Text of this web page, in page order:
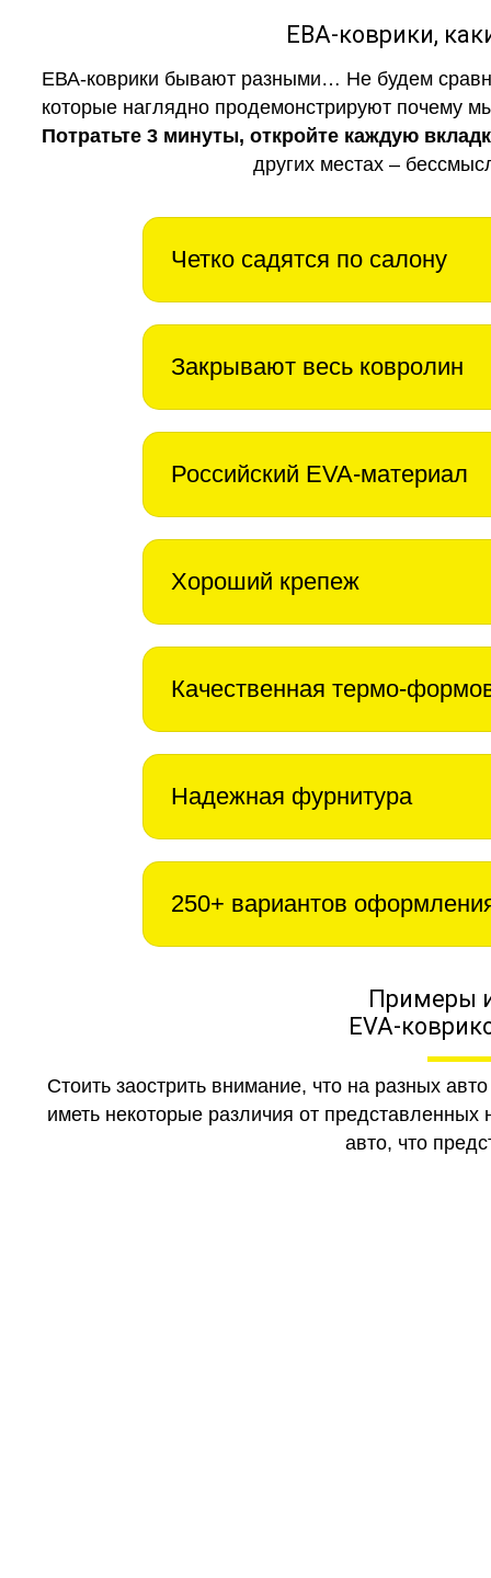
ЕВА-коврики,
ЕВА-коврики бывают разными… Не будем
которые наглядно продемонстрируют почему
Потратьте 3 минуты, откройте каждую
других местах –
Четко садятся по салону
Закрывают весь ковролин
Российский EVA-материал
Хороший крепеж
Качественная термо-
Надежная фурнитура
250+ вариантов
Примеры
EVA-
Стоить заострить внимание, что на разных
иметь некоторые различия от
авто, что